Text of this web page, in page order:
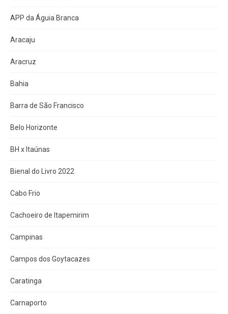
APP da Águia Branca
Aracaju
Aracruz
Bahia
Barra de São Francisco
Belo Horizonte
BH x Itaúnas
Bienal do Livro 2022
Cabo Frio
Cachoeiro de Itapemirim
Campinas
Campos dos Goytacazes
Caratinga
Carnaporto